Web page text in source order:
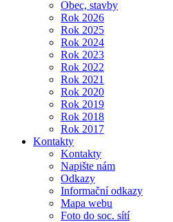
Obec, stavby
Rok 2026
Rok 2025
Rok 2024
Rok 2023
Rok 2022
Rok 2021
Rok 2020
Rok 2019
Rok 2018
Rok 2017
Kontakty
Kontakty
Napište nám
Odkazy
Informační odkazy
Mapa webu
Foto do soc. sítí